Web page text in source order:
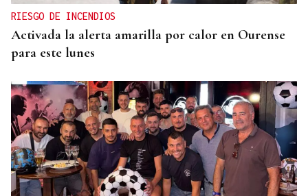
RIESGO DE INCENDIOS
Activada la alerta amarilla por calor en Ourense
para este lunes